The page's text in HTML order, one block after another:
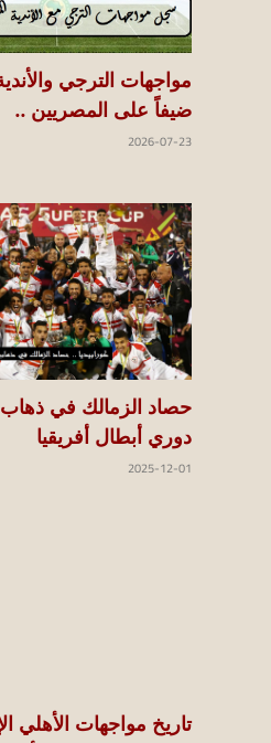
مواجهات الترجي
ضيفاً على المصريين ..
2026-07-23
حصاد الزمالك في ذهاب
دوري أبطال أفريقيا
2025-12-01
تاريخ مواجهات الأهلي